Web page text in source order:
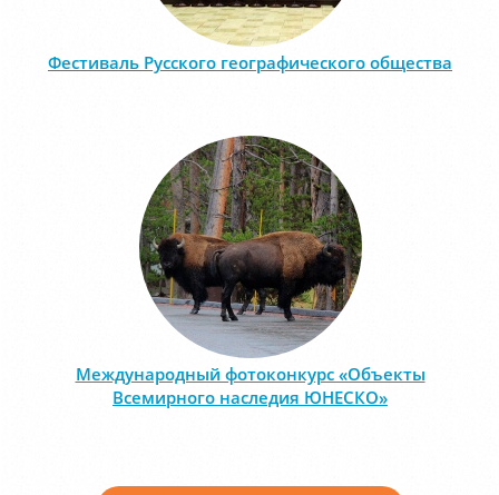
Фестиваль Русского географического общества
Международный фотоконкурс «Объекты
Всемирного наследия ЮНЕСКО»